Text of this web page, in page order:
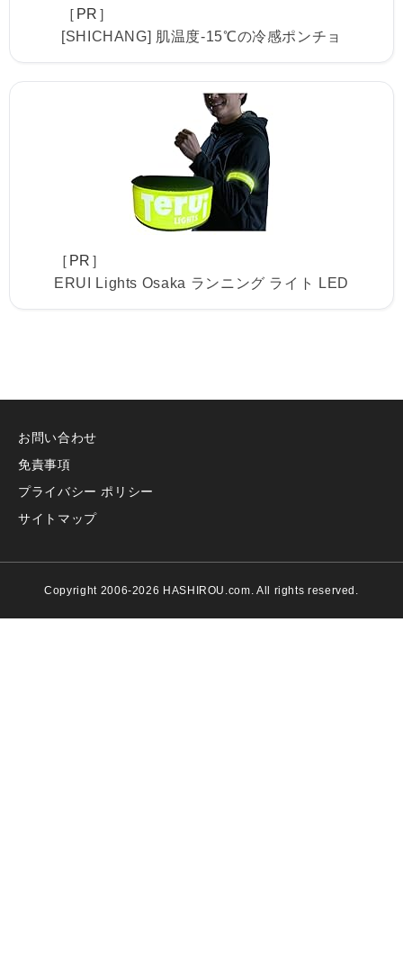
［PR］
[SHICHANG] 肌温度-15℃の冷感ポンチョ
［PR］
ERUI Lights Osaka ランニング ライト LED
お問い合わせ
免責事項
プライバシー ポリシー
サイトマップ
Copyright 2006-2026 HASHIROU.com. All rights reserved.